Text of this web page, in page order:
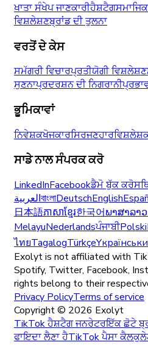
ਖਾਤਾ ਸੰਖੇਪ ਜਾਣਕਾਰੀਹੈਸ਼ਟੈਗ
ਵਿਸ਼ਲੇਸ਼ਣਬ੍ਰਾਂਡ ਦੀ ਤੁਲਨਾ
ਵਰਤੋਂ ਦੇ ਕੇਸ
ਸਮੱਗਰੀ ਵਿਚਾਰਪ੍ਰਤੀਯੋਗੀ ਵਿਸ਼ਲੇਸ਼ਣ
ਸੁਣਨਾਪ੍ਰਦਰਸ਼ਨ ਦੀ ਨਿਗਰਾਨੀ
ਭੂਮਿਕਾਵਾਂ
ਨਿਵੇਸ਼ਕਖੋਜਕਾਰਸਿਰਜਣਹਾਰ
ਸਾਡੇ ਨਾਲ ਸੰਪਰਕ ਕਰੋ
LinkedInFacebookਡੈਮੋ ਬੁੱਕ ਕਰੋ
العربيةবাংলাDeutschEnglish
日本語ភាសាខ្មែរ한국어ພາສາລາວ
MelayuNederlandsਪੰਜਾਬੀPolski
ไทยTagalogTürkçe
Exolyt is not affiliated with
Spotify, Twitter, Facebook,
rights belong to their
Privacy PolicyTerms of service
Copyright © 2026 Exolyt
TikTok ਹੈਸ਼ਟੈਗ ਜਨਰੇਟਰਇੱਕ ਛੋਟੇ
ਫਾਇਦਾ ਲੈਣਾ ਹੈTikTok ਪੈਸਾ